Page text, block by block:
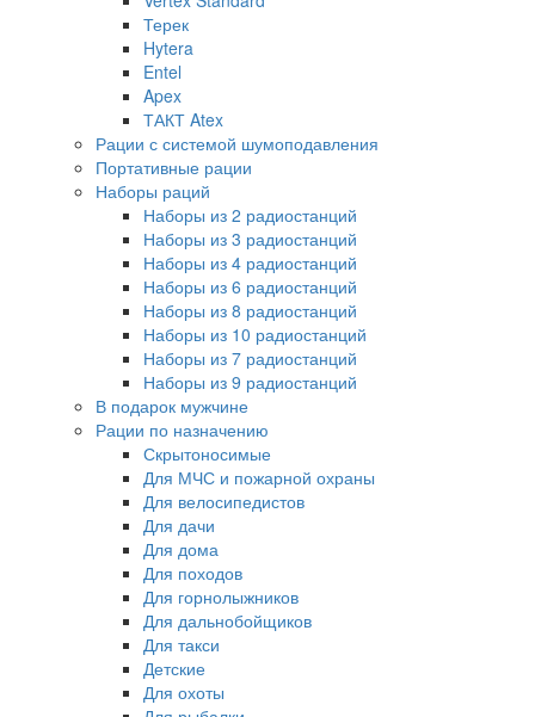
Терек
Hytera
Entel
Apex
ТАКТ Atex
Рации с системой шумоподавления
Портативные рации
Наборы раций
Наборы из 2 радиостанций
Наборы из 3 радиостанций
Наборы из 4 радиостанций
Наборы из 6 радиостанций
Наборы из 8 радиостанций
Наборы из 10 радиостанций
Наборы из 7 радиостанций
Наборы из 9 радиостанций
В подарок мужчине
Рации по назначению
Скрытоносимые
Для МЧС и пожарной охраны
Для велосипедистов
Для дачи
Для дома
Для походов
Для горнолыжников
Для дальнобойщиков
Для такси
Детские
Для охоты